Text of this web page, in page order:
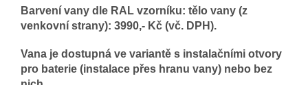
Barvení vany dle RAL vzorníku: tělo vany (z
venkovní strany): 3990,- Kč (vč. DPH).
Vana je dostupná ve variantě s instalačními otvory
pro baterie (instalace přes hranu vany) nebo bez